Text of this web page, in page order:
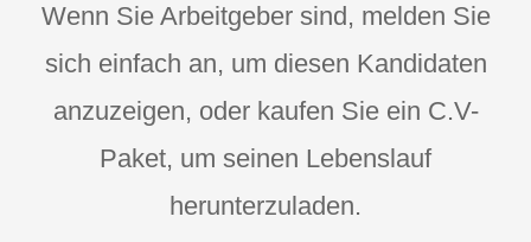
Wenn Sie Arbeitgeber sind, melden Sie
sich einfach an, um diesen Kandidaten
anzuzeigen, oder kaufen Sie ein C.V-
Paket, um seinen Lebenslauf
herunterzuladen.